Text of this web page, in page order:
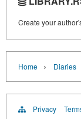
Create your
Home › Diaries
Privacy